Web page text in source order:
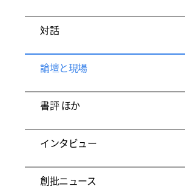
対話
論壇と現場
書評 ほか
インタビュー
創批ニュース